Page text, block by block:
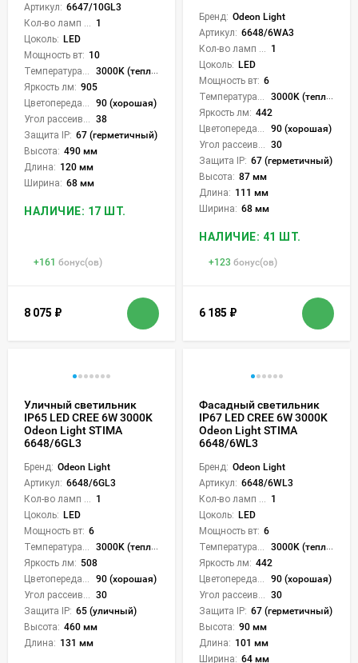
Артикул: 6647/10GL3
1
Цоколь: LED
Мощность вт: 10
3000K (теплый)
Яркость лм: 905
90 (хорошая)
38
Защита IP: 67 (герметичный)
Высота: 490 мм
Длина: 120 мм
Ширина: 68 мм
НАЛИЧИЕ: 17 ШТ.
+161 бонус(ов)
8 075 ₽
Бренд: Odeon Light
Артикул: 6648/6WA3
1
Цоколь: LED
Мощность вт: 6
3000K (теплый)
Яркость лм: 442
90 (хорошая)
30
Защита IP: 67 (герметичный)
Высота: 87 мм
Длина: 111 мм
Ширина: 68 мм
НАЛИЧИЕ: 41 ШТ.
+123 бонус(ов)
6 185 ₽
Уличный светильник
IP65 LED CREE 6W 3000K
Odeon Light STIMA
6648/6GL3
Бренд: Odeon Light
Артикул: 6648/6GL3
1
Цоколь: LED
Мощность вт: 6
3000K (теплый)
Яркость лм: 508
90 (хорошая)
30
Защита IP: 65 (уличный)
Высота: 460 мм
Длина: 131 мм
Фасадный светильник
IP67 LED CREE 6W 3000K
Odeon Light STIMA
6648/6WL3
Бренд: Odeon Light
Артикул: 6648/6WL3
1
Цоколь: LED
Мощность вт: 6
3000K (теплый)
Яркость лм: 442
90 (хорошая)
30
Защита IP: 67 (герметичный)
Высота: 90 мм
Длина: 101 мм
Ширина: 64 мм